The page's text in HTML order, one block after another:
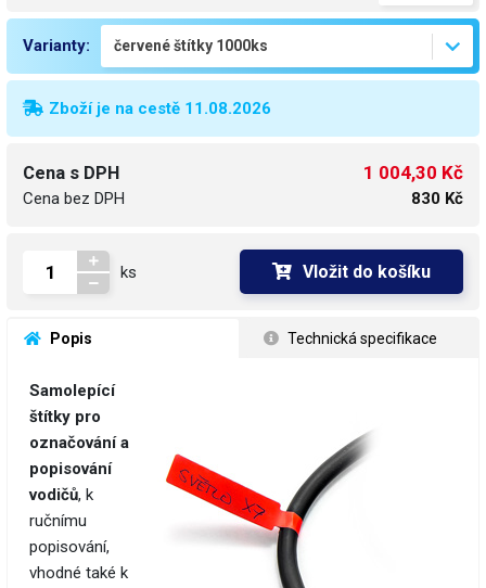
Varianty:
Zboží je na cestě 11.08.2026
Cena s DPH
Cena bez DPH
1 004,30 Kč
830 Kč
ks Vložit do košíku
Popis Technická specifikace
Samolepící
štítky pro
označování a
popisování
vodičů, k
ručnímu
popisování,
vhodné také k